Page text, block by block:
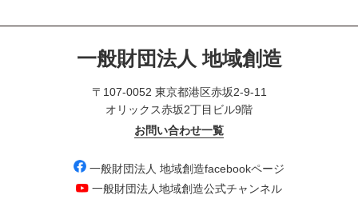
一般財団法人 地域創造
〒107-0052 東京都港区赤坂2-9-11
オリックス赤坂2丁目ビル9階
お問い合わせ一覧
一般財団法人 地域創造facebookページ
一般財団法人地域創造公式チャンネル